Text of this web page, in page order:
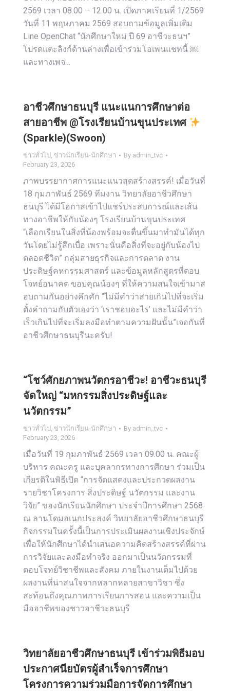
2569 เวลา 08.00 – 12.00 น. เปิดภาคเรียนที่ 1/2569
วันที่ 11 พฤษภาคม 2569 สอบถามข้อมูลเพิ่มเติม
Line OpenChat “นักศึกษาใหม่ ปี 69 อาชีวะธนฯ”
โปรดแตะลิงก์ด้านล่างเพื่อเข้าร่วมโอเพนแชทนี้ ￼
และทางเพจ…
อาชีวศึกษาธนบุรี แนะแนการศึกษาต่อ
สายอาชีพ @โรงเรียนบ้านขุนประเทศ
(Sparkle)(Swoon)
ข่าวทั่วไป, ข่าวนักเรียน-นักศึกษา By admin_tvc
February 23, 2026
ภาพบรรยากาศการแนะแนวสุดสร้างสรรค์! เมื่อวันที่
18 กุมภาพันธ์ 2569 ทีมงาน วิทยาลัยอาชีวศึกษา
ธนบุรี ได้มีโอกาสเข้าไปแชร์ประสบการณ์และเส้น
ทางอาชีพให้กับน้องๆ โรงเรียนบ้านขุนประเทศ
“เลือกเรียนในสิ่งที่น้องพร้อมจะตื่นขึ้นมาทำมันได้ทุก
วันโดยไม่รู้สึกเบื่อ เพราะนั่นคือสิ่งที่จะอยู่กับน้องไป
ตลอดชีวิต” กลุ่มสายธุรกิจและการตลาด งาน
ประดิษฐ์คหกรรมศาสตร์ และข้อมูลหลักสูตรที่ตอบ
โจทย์อนาคต ขอบคุณน้องๆ ที่ให้ความสนใจเข้ามาส
อบถามกันอย่างคึกคัก “ไม่มีคำว่าสายเกินไปที่จะเริ่ม
ตั้งคำถามกับตัวเองว่า ‘เราชอบอะไร’ และไม่มีคำว่า
เร็วเกินไปที่จะเริ่มลงมือทำตามความฝันนั้น”เจอกันที่
อาชีวศึกษาธนบุรีนะครับ!
“โชว์ศักยภาพนวัตกรอาชีวะ! อาชีวะธนบุรี
จัดใหญ่ “มหกรรมสิ่งประดิษฐ์และ
นวัตกรรม”
ข่าวทั่วไป, ข่าวนักเรียน-นักศึกษา By admin_tvc
February 23, 2026
เมื่อวันที่ 19 กุมภาพันธ์ 2569 เวลา 09.00 น. คณะผู้
บริหาร คณะครู และบุคลากรทางการศึกษา ร่วมเป็น
เกียรติในพิธีเปิด “การจัดแสดงและประกวดผลงาน
รายวิชาโครงการ สิ่งประดิษฐ์ นวัตกรรม และงาน
วิจัย” ของนักเรียนนักศึกษา ประจำปีการศึกษา 2568
ณ ลานโดมอเนกประสงค์ วิทยาลัยอาชีวศึกษาธนบุรี
กิจกรรมในครั้งนี้เป็นการประเมินผลงานเชิงประจักษ์
เพื่อให้นักศึกษาได้นำเสนอความคิดสร้างสรรค์ที่ผ่าน
การวิจัยและลงมือทำจริง ออกมาเป็นนวัตกรรมที่
ตอบโจทย์วิชาชีพและสังคม ภายในงานเต็มไปด้วย
ผลงานที่น่าสนใจจากหลากหลายสาขาวิชา ซึ่ง
สะท้อนถึงคุณภาพการเรียนการสอน และความเป็น
มืออาชีพของชาวอาชีวะธนบุรี
วิทยาลัยอาชีวศึกษาธนบุรี เข้าร่วมพิธีมอบ
ประกาศนียบัตรผู้สำเร็จการศึกษา
โครงการความร่วมมือการจัดการศึกษา